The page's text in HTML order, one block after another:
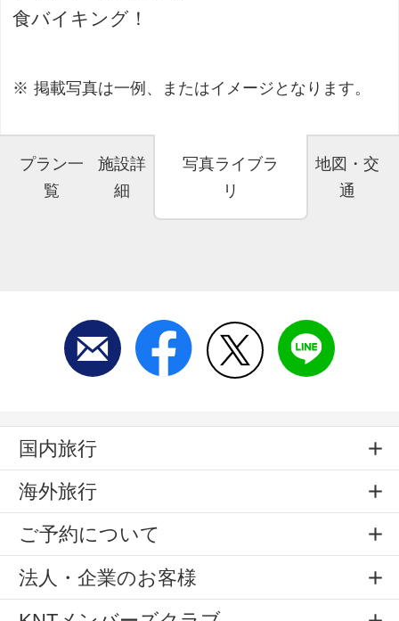
食バイキング！
掲載写真は一例、またはイメージとなります。
プラン一
覧
施設詳
細
写真ライブラ
リ
地図・交
通
国内旅行
海外旅行
ご予約について
法人・企業のお客様